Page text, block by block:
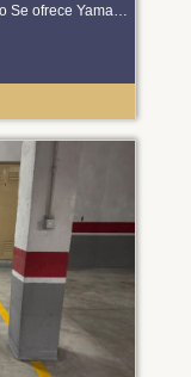
ofrece Yamaha
una conducción
A1 o B
en entornos
orientado a un
diarios
disponibilidad de
documentación
Modelo: Yamaha
2021 Kilometraje:
11 kW Potencia
C Tipo: Motocicleta
consta como
lo que actualmente